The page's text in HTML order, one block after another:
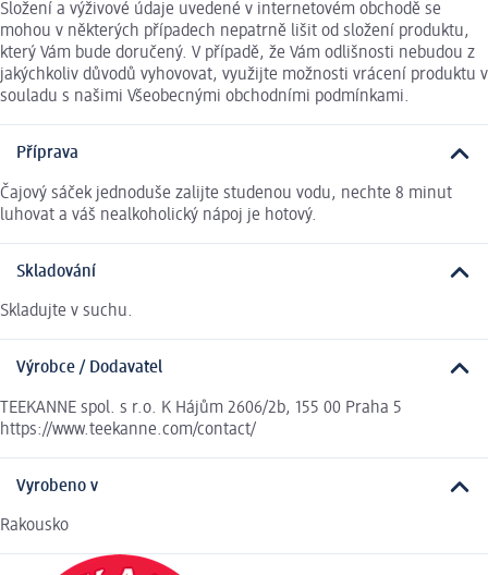
Složení a výživové údaje uvedené v internetovém obchodě se
mohou v některých případech nepatrně lišit od složení produktu,
který Vám bude doručený. V případě, že Vám odlišnosti nebudou z
jakýchkoliv důvodů vyhovovat, využijte možnosti vrácení produktu v
souladu s našimi Všeobecnými obchodními podmínkami.
Příprava
Čajový sáček jednoduše zalijte studenou vodu, nechte 8 minut
luhovat a váš nealkoholický nápoj je hotový.
Skladování
Skladujte v suchu.
Výrobce / Dodavatel
TEEKANNE spol. s r.o. K Hájům 2606/2b, 155 00 Praha 5
https://www.teekanne.com/contact/
Vyrobeno v
Rakousko